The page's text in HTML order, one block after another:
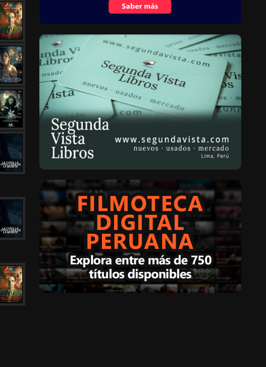
LA CUDA, LA
OTRA CARA DE
LA MUERTE
LA CUDA, LA
OTRA CARA DE
LA MUERTE